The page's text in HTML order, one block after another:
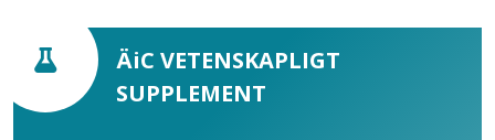
ÄiC VETENSKAPLIGT
SUPPLEMENT